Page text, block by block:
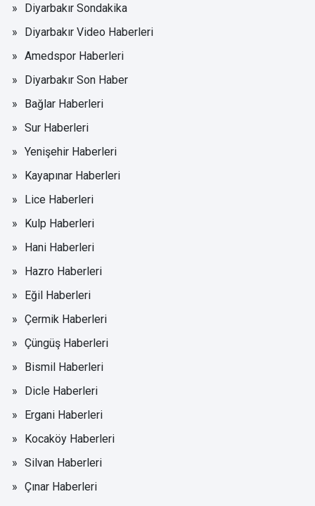
Diyarbakır Sondakika
Diyarbakır Video Haberleri
Amedspor Haberleri
Diyarbakır Son Haber
Bağlar Haberleri
Sur Haberleri
Yenişehir Haberleri
Kayapınar Haberleri
Lice Haberleri
Kulp Haberleri
Hani Haberleri
Hazro Haberleri
Eğil Haberleri
Çermik Haberleri
Çüngüş Haberleri
Bismil Haberleri
Dicle Haberleri
Ergani Haberleri
Kocaköy Haberleri
Silvan Haberleri
Çınar Haberleri